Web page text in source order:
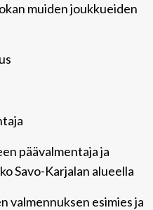
muiden joukkueiden
päävalmentaja ja
Savo-Karjalan alueella
valmennuksen esimies ja